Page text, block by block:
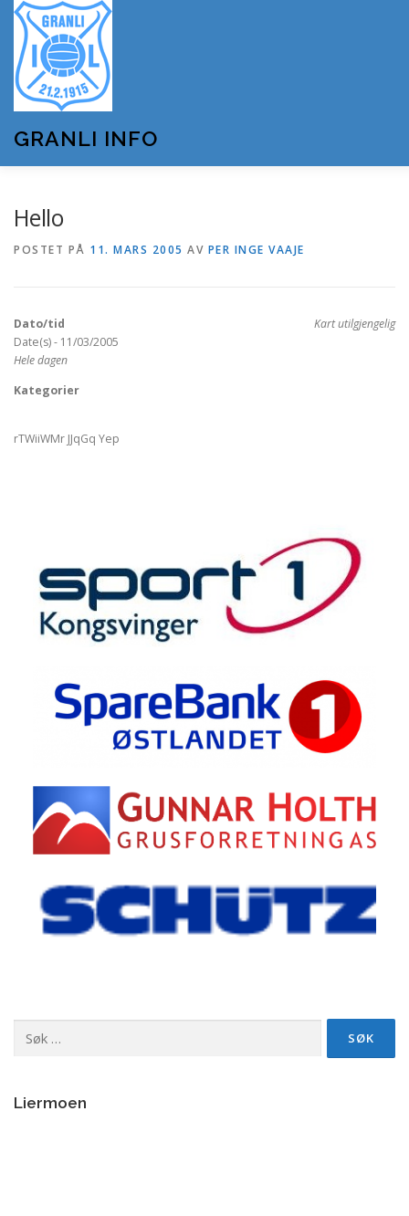
innhold
GRANLI INFO
OM GRANLI INFO
Hello
POSTET PÅ 11. MARS 2005 AV PER INGE VAAJE
Kart utilgjengelig
Dato/tid
Date(s) - 11/03/2005
Hele dagen
Kategorier
rTWiiWMr JJqGq Yep
etter:
Liermoen